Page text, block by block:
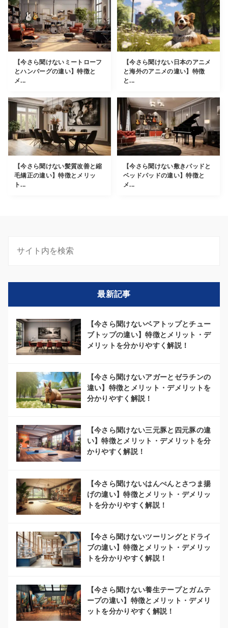
【今さら聞けないミートローフ
とハンバーグの違い】特徴と
メ...
【今さら聞けない日本のアニメ
と海外のアニメの違い】特徴
と...
【今さら聞けない髪質改善と縮
毛矯正の違い】特徴とメリッ
ト...
【今さら聞けない敷きパッドと
ベッドパッドの違い】特徴と
メ...
最新記事
【今さら聞けないベアトップとチュー
ブトップの違い】特徴とメリット・デ
メリットを分かりやすく解説！
【今さら聞けないアガーとゼラチンの
違い】特徴とメリット・デメリットを
分かりやすく解説！
【今さら聞けない三元豚と四元豚の違
い】特徴とメリット・デメリットを分
かりやすく解説！
【今さら聞けないはんぺんとさつま揚
げの違い】特徴とメリット・デメリッ
トを分かりやすく解説！
【今さら聞けないツーリングとドライ
ブの違い】特徴とメリット・デメリッ
トを分かりやすく解説！
【今さら聞けない養生テープとガムテ
ープの違い】特徴とメリット・デメリ
ットを分かりやすく解説！